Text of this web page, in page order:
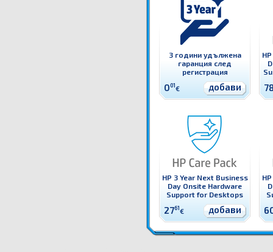
3 години удължена
гаранция след
регистрация
001€ добави
HP 3 Year Next Business
Day Onsite Hardware
Support for Desktops
2761€ добави